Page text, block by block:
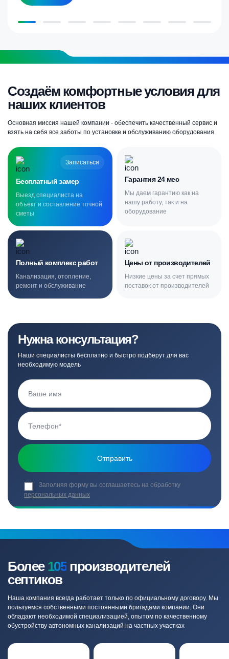
Создаём комфортные условия для
наших клиентов
Основная миссия нашей компании - обеспечить качественный сервис и
взять на себя все заботы по установке и обслуживанию оборудования
Записаться
Бесплатный замер
Выезд специалиста на
объект и составление точной
сметы
Гарантия 24 мес
Мы даем гарантию как на
нашу работу, так и на
оборудование
Полный комплекс работ
Канализация, отопление,
ремонт и обслуживание
Цены от производителей
Низкие цены за счет прямых
поставок от производителей
Нужна консультация?
Наши специалисты бесплатно и быстро подберут для вас
необходимую модель
Заполняя форму вы соглашаетесь на обработку
персональных данных
Более 105 производителей
септиков
Наша компания всегда работает только по официальному договору. Мы
пользуемся собственными постоянными бригадами компании. Они
обладают необходимой специализацией, опытом по качественному
обустройству автономных канализаций на частных участках